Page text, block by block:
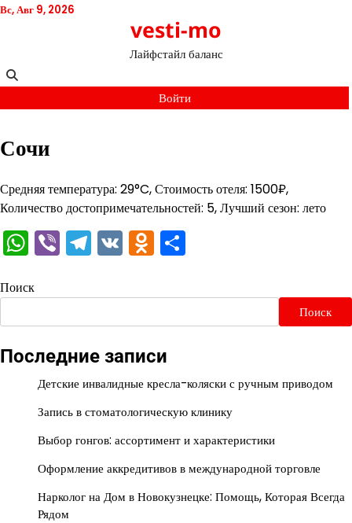
Перейти
Вс, Авг 9, 2026
vesti-mo
Лайфстайл баланс
Войти
Сочи
Средняя температура: 29°C, Стоимость отеля: 1500₽,
Количество достопримечательностей: 5, Лучший сезон: лето
WhatsApp
ViberTelegram
VKOdnoklassniki
Поиск
Поиск
Последние записи
Детские инвалидные кресла-коляски с ручным приводом
Запись в стоматологическую клинику
Выбор гонгов: ассортимент и характеристики
Оформление аккредитивов в международной торговле
Нарколог на Дом в Новокузнецке: Помощь, Которая Всегда
Рядом